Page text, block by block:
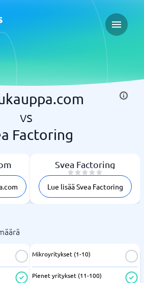
Open
vs
Factoring
Svea Factoring
Lue lisää Svea Factoring
Mikroyritykset (1-10)
Pienet yritykset (11-100)